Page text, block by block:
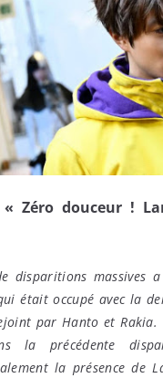
« Zéro douceur !
disparitions massives
était occupé avec la
par Hanto et Rakia.
la précédente
la présence de